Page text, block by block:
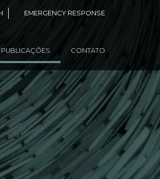
EMERGENCY RESPONSE
PUBLICAÇÕES CONTATO